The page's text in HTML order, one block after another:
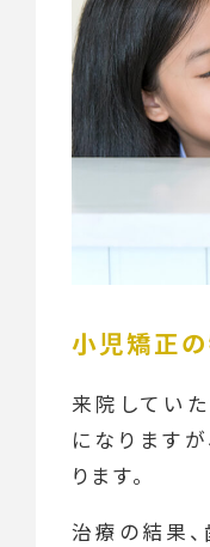
小児矯正
来院してい
になります
ります。
治療の結果